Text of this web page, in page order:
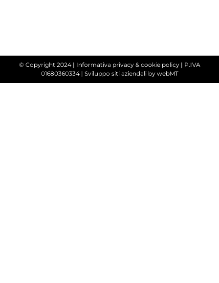
© Copyright 2024 | Informativa privacy & cookie policy| P.IVA
01680360334 | Sviluppo siti aziendaliby webMT